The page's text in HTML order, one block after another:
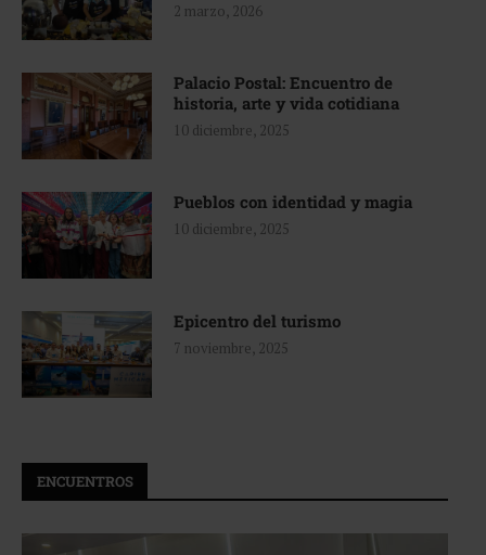
2 marzo, 2026
Palacio Postal: Encuentro de
historia, arte y vida cotidiana
10 diciembre, 2025
Pueblos con identidad y magia
10 diciembre, 2025
Epicentro del turismo
7 noviembre, 2025
ENCUENTROS